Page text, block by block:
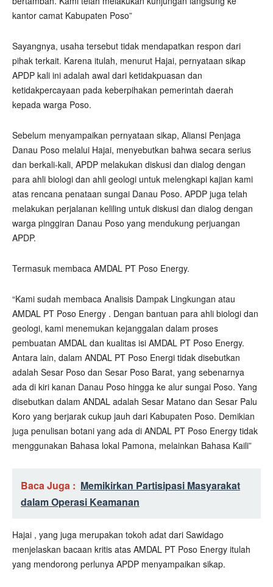
kantor camat Kabupaten Poso”
Sayangnya, usaha tersebut tidak mendapatkan respon dari
pihak terkait. Karena itulah, menurut Hajai, pernyataan sikap
APDP kali ini adalah awal dari ketidakpuasan dan
ketidakpercayaan pada keberpihakan pemerintah daerah
kepada warga Poso.
Sebelum menyampaikan pernyataan sikap, Aliansi Penjaga
Danau Poso melalui Hajai, menyebutkan bahwa secara serius
dan berkali-kali, APDP melakukan diskusi dan dialog dengan
para ahli biologi dan ahli geologi untuk melengkapi kajian kami
atas rencana penataan sungai Danau Poso. APDP juga telah
melakukan perjalanan keliling untuk diskusi dan dialog dengan
warga pinggiran Danau Poso yang mendukung perjuangan
APDP.
Termasuk membaca AMDAL PT Poso Energy.
“Kami sudah membaca Analisis Dampak Lingkungan atau
AMDAL PT Poso Energy . Dengan bantuan para ahli biologi dan
geologi, kami menemukan kejanggalan dalam proses
pembuatan AMDAL dan kualitas isi AMDAL PT Poso Energy.
Antara lain, dalam ANDAL PT Poso Energi tidak disebutkan
adalah Sesar Poso dan Sesar Poso Barat, yang sebenarnya
ada di kiri kanan Danau Poso hingga ke alur sungai Poso. Yang
disebutkan dalam ANDAL adalah Sesar Matano dan Sesar Palu
Koro yang berjarak cukup jauh dari Kabupaten Poso. Demikian
juga penulisan botani yang ada di ANDAL PT Poso Energy tidak
menggunakan Bahasa lokal Pamona, melainkan Bahasa Kaili”
Baca Juga : Memikirkan Partisipasi Masyarakat
dalam Operasi Keamanan
Hajai , yang juga merupakan tokoh adat dari Sawidago
menjelaskan bacaan kritis atas AMDAL PT Poso Energy itulah
yang mendorong perlunya APDP menyampaikan sikap.